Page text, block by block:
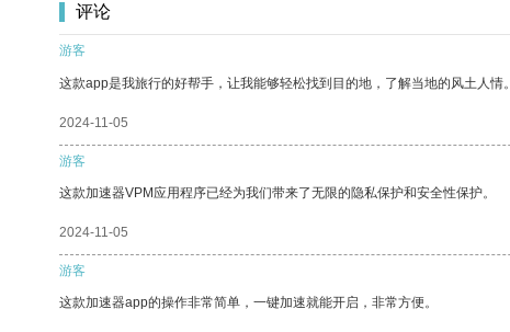
评论
游客
这款app是我旅行的好帮手，让我能够轻松找到目的地，了解当地的风土人情。
2024-11-05
游客
这款加速器VPM应用程序已经为我们带来了无限的隐私保护和安全性保护。
2024-11-05
游客
这款加速器app的操作非常简单，一键加速就能开启，非常方便。